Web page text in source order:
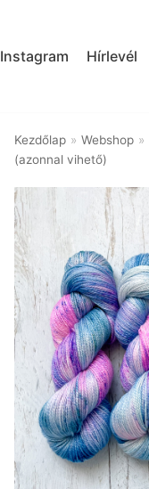
Instagram Hírlevél
Kezdőlap » Webshop »
(azonnal vihető)